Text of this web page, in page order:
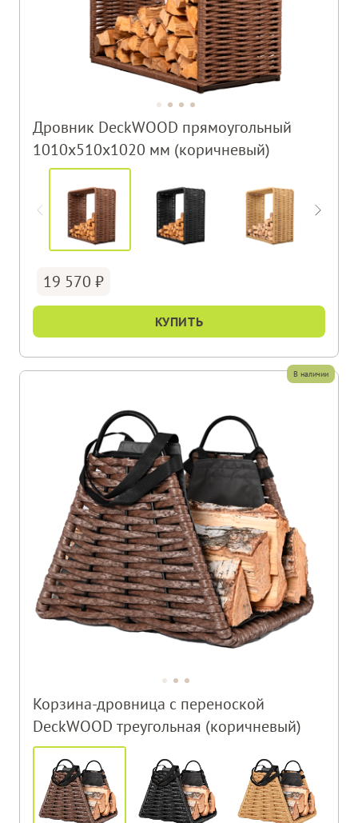
Дровник DeckWOOD прямоугольный
1010х510х1020 мм (коричневый)
19 570
КУПИТЬ
Корзина-дровница с переноской
DeckWOOD треугольная (коричневый)
В наличии